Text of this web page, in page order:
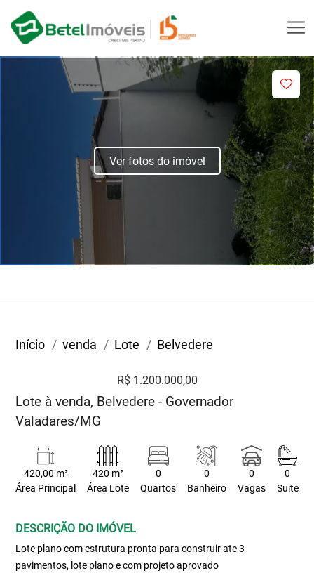
Ver fotos do imóvel
Início venda Lote Belvedere
R$ 1.200.000,00
Lote à venda, Belvedere - Governador
Valadares/MG
420,00 m²
Área Principal
420 m²
Área Lote
0
Quartos
0
Banheiro
0
Vagas
0
Suite
DESCRIÇÃO DO IMÓVEL
Lote plano com estrutura pronta para construir ate 3
pavimentos, lote plano e com projeto aprovado